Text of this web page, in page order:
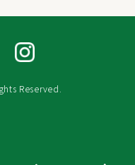
Reserved.